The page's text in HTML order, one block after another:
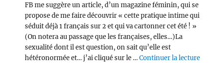
FB me suggère un article, d’un magazine féminin, qui se
propose de me faire découvrir « cette pratique intime qui
séduit déjà 1 français sur 2 et qui va cartonner cet été ! »
(On notera au passage que les françaises, elles…)La
sexualité dont il est question, on sait qu’elle est
hétéronormée et… j’ai cliqué sur le …Continuer la lecturede «